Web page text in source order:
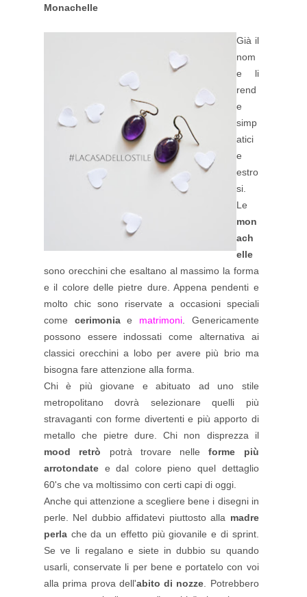
Monachelle
Già il
nom
e li
rend
e
simp
atici
e
estro
si.
Le
mon
ach
elle
sono orecchini che esaltano al massimo la forma
e il colore delle pietre dure. Appena pendenti e
molto chic sono riservate a occasioni speciali
come cerimoniae matrimoni. Genericamente
possono essere indossati come alternativa ai
classici orecchini a lobo per avere più brio ma
bisogna fare attenzione alla forma.
Chi è più giovane e abituato ad uno stile
metropolitano dovrà selezionare quelli più
stravaganti con forme divertenti e più apporto di
metallo che pietre dure. Chi non disprezza il
mood retrò potrà trovare nelleforme più
arrotondate e dal colore pieno quel dettaglio
60's che va moltissimo con certi capi di oggi.
Anche qui attenzione a scegliere bene i disegni in
perle. Nel dubbio affidatevi piuttosto alla madre
perla che da un effetto più giovanile e di sprint.
Se ve li regalano e siete in dubbio su quando
usarli, conservate li per bene e portatelo con voi
alla prima prova dell'abito di nozze. Potrebbero